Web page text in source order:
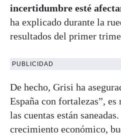
incertidumbre esté
ha explicado durante la
resultados del primer
PUBLICIDAD
De hecho, Grisi ha
España con fortalezas”, es
las cuentas están
crecimiento económico,